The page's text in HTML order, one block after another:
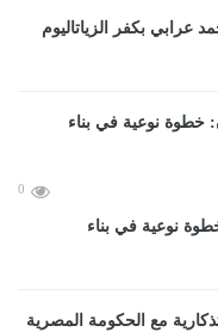
عرابي بكفر الزياتاليوم
0
نوعية في بناء